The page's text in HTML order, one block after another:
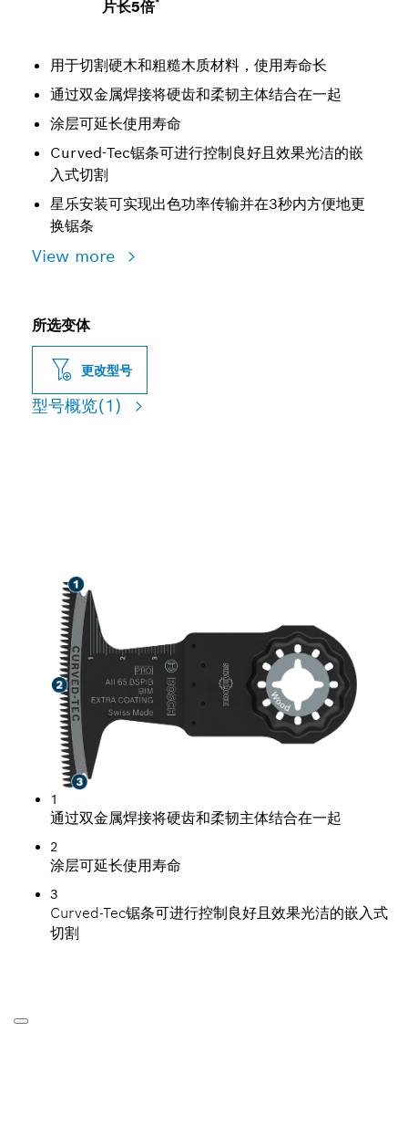
片长5倍
用于切割硬木和粗糙木质材料，使用寿命长
通过双金属焊接将硬齿和柔韧主体结合在一起
涂层可延长使用寿命
Curved-Tec锯条可进行控制良好且效果光洁的嵌
入式切割
星乐安装可实现出色功率传输并在3秒内方便地更
换锯条
View more
所选变体
更改型号
型号概览(1)
1
通过双金属焊接将硬齿和柔韧主体结合在一起
2
涂层可延长使用寿命
3
Curved-Tec锯条可进行控制良好且效果光洁的嵌入式
切割